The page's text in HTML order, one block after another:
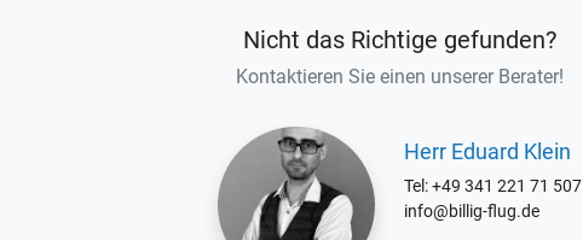
Nicht das Richtige gefunden?
Kontaktieren Sie einen unserer Berater!
Herr Eduard Klein
Tel: +49 341 221 71 507
info@billig-flug.de